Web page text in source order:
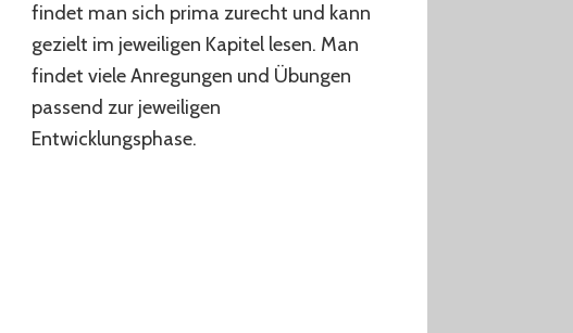
findet man sich prima zurecht und kann
gezielt im jeweiligen Kapitel lesen. Man
findet viele Anregungen und Übungen
passend zur jeweiligen
Entwicklungsphase.